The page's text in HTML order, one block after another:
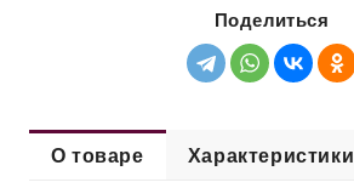
Поделиться
О товаре Характеристики